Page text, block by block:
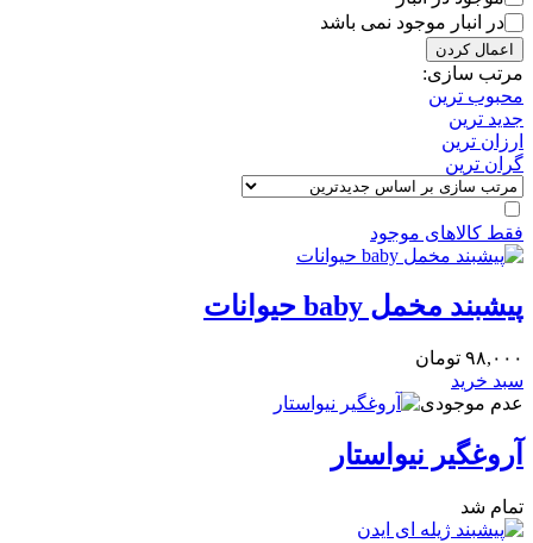
در انبار موجود نمی باشد
اعمال کردن
مرتب سازی:
محبوب ترین
جدید ترین
ارزان ترین
گران ترین
فقط کالاهای موجود
پیشبند مخمل baby حیوانات
۹۸,۰۰۰ تومان
سبد خرید
عدم موجودی
آروغگیر نیواستار
تمام شد